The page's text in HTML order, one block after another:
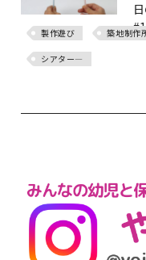
製作遊び 築地制作
シアター―